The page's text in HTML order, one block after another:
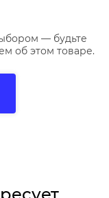
— будьте
об этом товаре.